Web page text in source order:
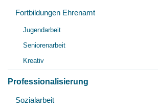
Fortbildungen Ehrenamt
Jugendarbeit
Seniorenarbeit
Kreativ
Professionalisierung
Sozialarbeit